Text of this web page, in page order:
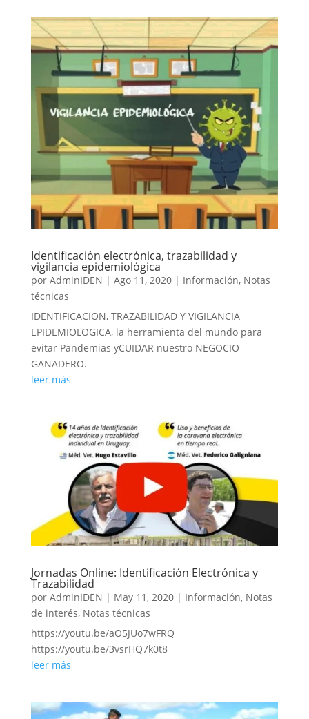
Identificación electrónica, trazabilidad y
vigilancia epidemiológica
por AdminIDEN | Ago 11, 2020| Información, Notas
técnicas
IDENTIFICACION, TRAZABILIDAD Y VIGILANCIA
EPIDEMIOLOGICA, la herramienta del mundo para
evitar Pandemias yCUIDAR nuestro NEGOCIO
GANADERO.
leer más
Jornadas Online: Identificación Electrónica y
Trazabilidad
por AdminIDEN | May 11, 2020| Información, Notas
de interés, Notas técnicas
https://youtu.be/aO5JUo7wFRQ
https://youtu.be/3vsrHQ7k0t8
leer más